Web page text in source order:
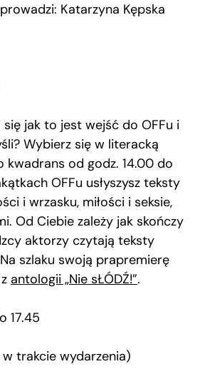
Katarzyna Kępska
się jak to jest wejść do OFFu i
Wybierz się w literacką
kwadrans od godz. 14.00 do
OFFu usłyszysz teksty
i wrzasku, miłości i seksie,
Od Ciebie zależy jak skończy
aktorzy czytają teksty
szlaku swoją prapremierę
antologii „Nie sŁÓDŹ!”.
17.45
trakcie wydarzenia)